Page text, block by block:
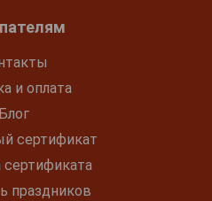
и оплата
Блог
сертификат
сертификата
праздников